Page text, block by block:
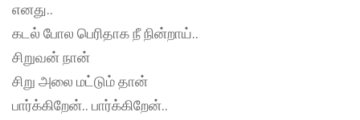
எனது..
கடல் போல பெரிதாக நீ நின்றாய்..
சிறுவன் நான்
சிறு அலை மட்டும் தான்
பார்க்கிறேன்.. பார்க்கிறேன்..